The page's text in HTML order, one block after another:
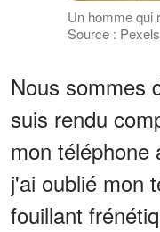
Un homme qui
Source : Pexels
Nous sommes
suis rendu
mon téléphone
j'ai oublié mon
fouillant